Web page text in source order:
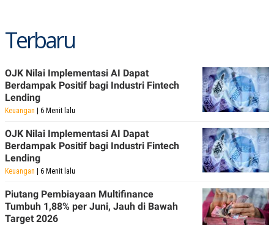
Terbaru
OJK Nilai Implementasi AI Dapat
Berdampak Positif bagi Industri Fintech
Lending
Keuangan | 6 Menit lalu
OJK Nilai Implementasi AI Dapat
Berdampak Positif bagi Industri Fintech
Lending
Keuangan | 6 Menit lalu
Piutang Pembiayaan Multifinance
Tumbuh 1,88% per Juni, Jauh di Bawah
Target 2026